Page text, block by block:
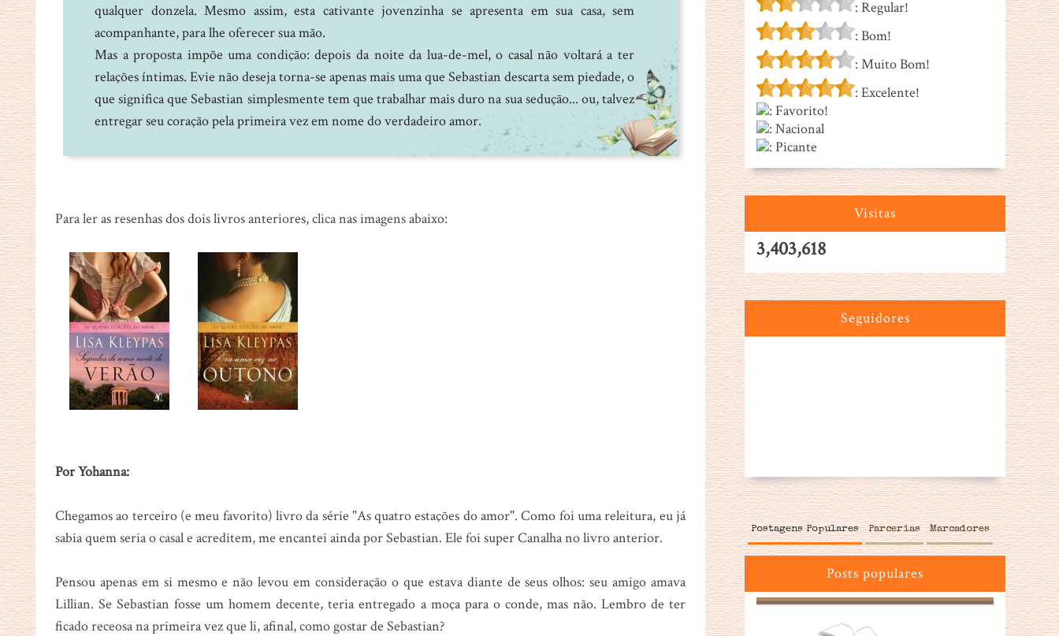
qualquer donzela. Mesmo assim, esta cativante jovenzinha se apresenta em sua casa, sem
acompanhante, para lhe oferecer sua mão.
Mas a proposta impõe uma condição: depois da noite da lua-de-mel, o casal não voltará a ter
relações íntimas. Evie não deseja torna-se apenas mais uma que Sebastian descarta sem piedade, o
que significa que Sebastian simplesmente tem que trabalhar mais duro na sua sedução... ou, talvez
entregar seu coração pela primeira vez em nome do verdadeiro amor.
Para ler as resenhas dos dois livros anteriores, clica nas imagens abaixo:
Por Yohanna:
Chegamos ao terceiro (e meu favorito) livro da série "As quatro estações do amor". Como foi uma releitura, eu já
sabia quem seria o casal e acreditem, me encantei ainda por Sebastian. Ele foi super Canalha no livro anterior.
Pensou apenas em si mesmo e não levou em consideração o que estava diante de seus olhos: seu amigo amava
Lillian. Se Sebastian fosse um homem decente, teria entregado a moça para o conde, mas não. Lembro de ter
ficado receosa na primeira vez que li, afinal, como gostar de Sebastian?
: Regular!
: Bom!
: Muito Bom!
: Excelente!
: Favorito!
: Nacional
: Picante
Visitas
3,403,618
Seguidores
Postagens Populares Parcerias Marcadores
Posts populares